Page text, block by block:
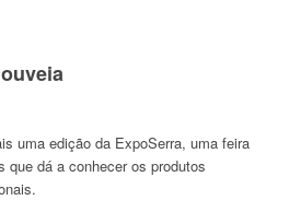
uma edição da ExpoSerra, uma feira
que dá a conhecer os produtos